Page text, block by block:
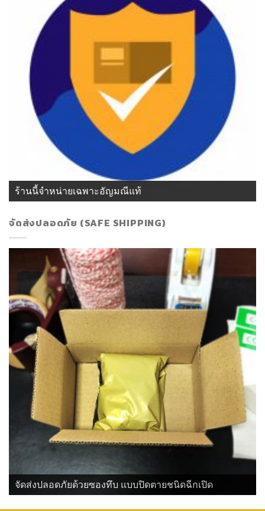
ร้านนี้จำหน่ายเฉพาะอัญมณีแท้
จัดส่งปลอดภัย (SAFE SHIPPING)
จัดส่งปลอดภัยด้วยซองทึบ แบบปิดตายชนิดฉีกเปิด